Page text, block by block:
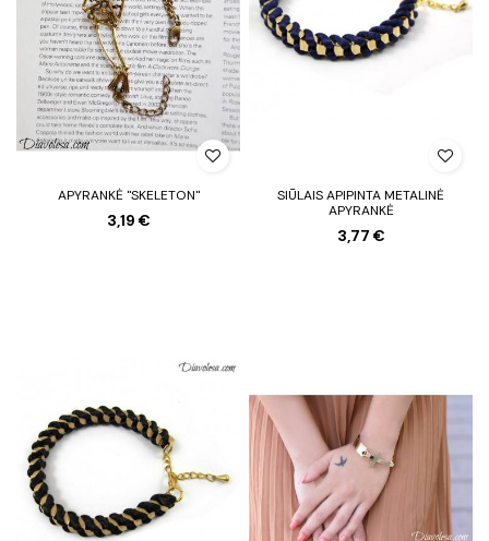
APYRANKĖ "SKELETON"
3,19 €
SIŪLAIS APIPINTA METALINĖ
APYRANKĖ
3,77 €